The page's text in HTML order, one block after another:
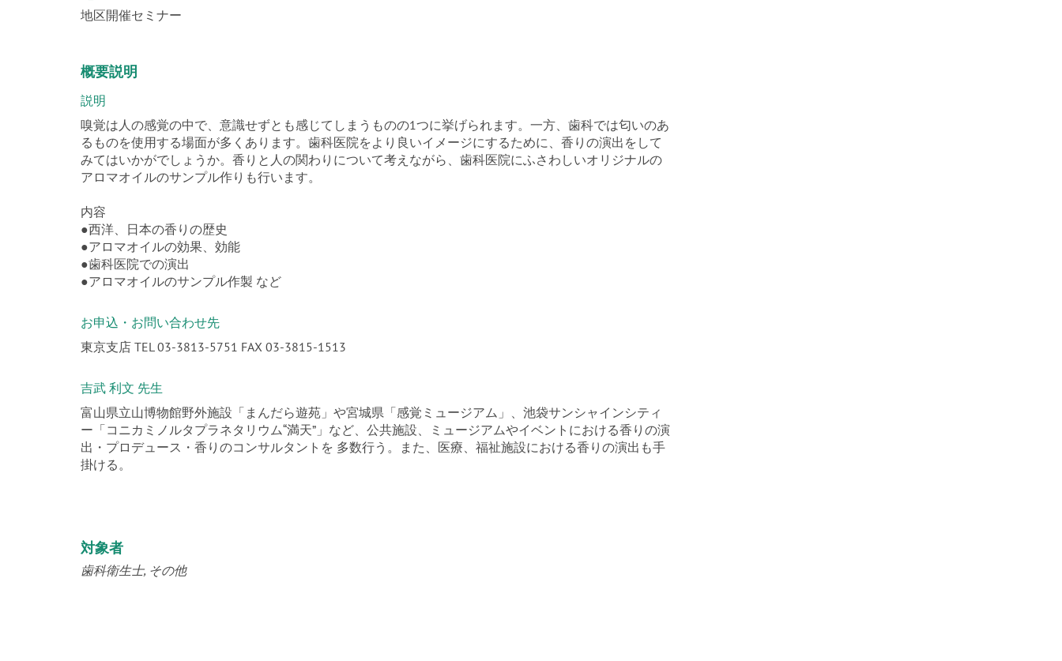
地区開催セミナー
概要説明
説明
嗅覚は人の感覚の中で、意識せずとも感じてしまうものの1つに挙げられます。一方、歯科では匂いのあ
るものを使用する場面が多くあります。歯科医院をより良いイメージにするために、香りの演出をして
みてはいかがでしょうか。香りと人の関わりについて考えながら、歯科医院にふさわしいオリジナルの
アロマオイルのサンプル作りも行います。
内容
●西洋、日本の香りの歴史
●アロマオイルの効果、効能
●歯科医院での演出
●アロマオイルのサンプル作製 など
お申込・お問い合わせ先
東京支店 TEL 03-3813-5751 FAX 03-3815-1513
吉武 利文 先生
富山県立山博物館野外施設「まんだら遊苑」や宮城県「感覚ミュージアム」、池袋サンシャインシティ
ー「コニカミノルタプラネタリウム“満天”」など、公共施設、ミュージアムやイベントにおける香りの演
出・プロデュース・香りのコンサルタントを 多数行う。また、医療、福祉施設における香りの演出も手
掛ける。
対象者
歯科衛生士 その他